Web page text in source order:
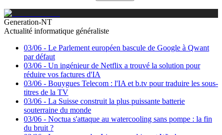
Generation-NT
Actualité informatique généraliste
03/06 - Le Parlement européen bascule de Google à Qwant
par défaut
03/06 - Un ingénieur de Netflix a trouvé la solution pour
réduire vos factures d'IA
03/06 - Bouygues Telecom : l'IA et b.tv pour traduire les sous-
titres de la TV
03/06 - La Suisse construit la plus puissante batterie
souterraine du monde
03/06 - Noctua s'attaque au watercooling sans pompe : la fin
du bruit ?